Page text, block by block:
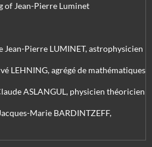
of Jean-Pierre Luminet
Jean-Pierre LUMINET, astrophysicien
LEHNING, agrégé de mathématiques
ASLANGUL, physicien théoricien
Marie BARDINTZEFF,